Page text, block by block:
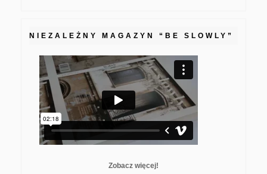
NIEZALEŻNY MAGAZYN “BE SLOWLY”
Zobacz więcej!